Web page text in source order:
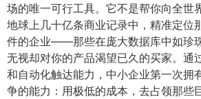
场的唯一可行工具。它不是帮你向全世
地球上几十亿条商业记录中，精准定位
件的企业——那些在庞大数据库中如珍
无视却对你的产品渴望已久的买家。通
和自动化触达能力，中小企业第一次拥
争的能力：用极低的成本，去占领那些